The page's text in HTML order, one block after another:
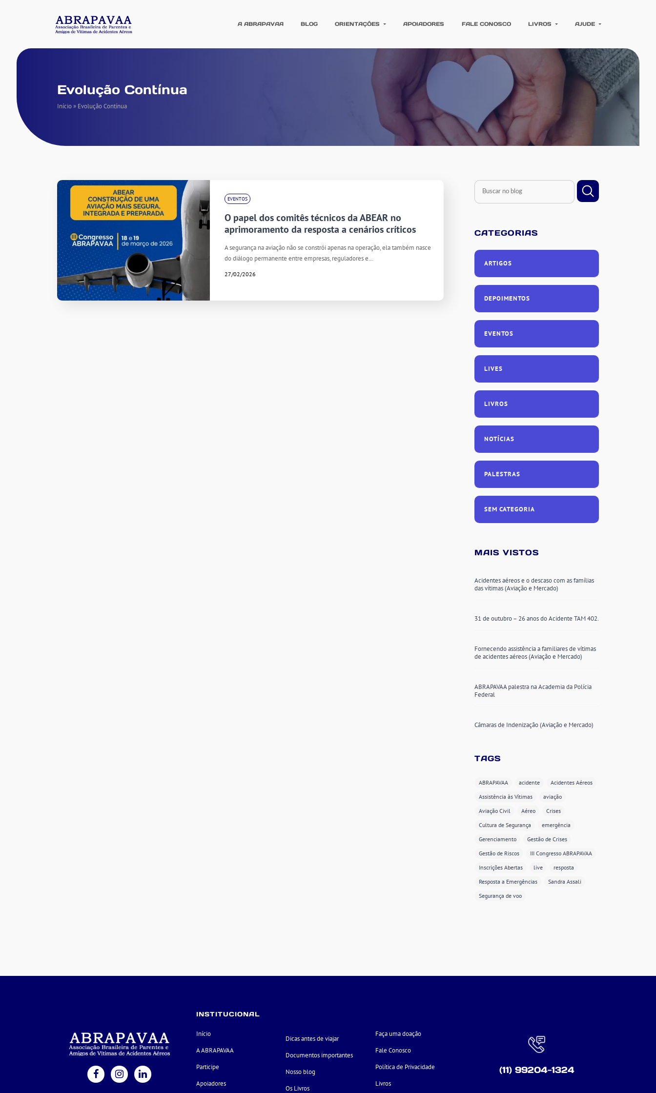
A ABRAPAVAA BLOG ORIENTAÇÕES APOIADORES FALE CONOSCO LIVROS AJUDE
Evolução Contínua
Início» Evolução Contínua
EVENTOS
O papel dos comitês técnicos da ABEAR no
aprimoramento da resposta a cenários críticos
A segurança na aviação não se constrói apenas na operação, ela também nasce
do diálogo permanente entre empresas, reguladores e…
27/02/2026
CATEGORIAS
ARTIGOS
DEPOIMENTOS
EVENTOS
LIVES
LIVROS
NOTÍCIAS
PALESTRAS
SEM CATEGORIA
MAIS VISTOS
Acidentes aéreos e o descaso com as famílias
das vítimas (Aviação e Mercado)
31 de outubro – 26 anos do Acidente TAM 402.
Fornecendo assistência a familiares de vítimas
de acidentes aéreos (Aviação e Mercado)
ABRAPAVAA palestra na Academia da Polícia
Federal
Câmaras de Indenização (Aviação e Mercado)
TAGS
ABRAPAVAA acidente
Acidentes Aéreos
Assistência às Vítimas
aviação
Aviação Civil
Aéreo
Crises
Cultura de Segurança
emergência
Gerenciamento
Gestão de Crises
Gestão de Riscos
III Congresso ABRAPAVAA
Inscrições Abertas
live
resposta
Resposta a Emergências
Sandra Assali
Segurança de voo
INSTITUCIONAL
Início
A ABRAPAVAA
Participe
Apoiadores
Dicas antes de viajar
Documentos importantes
Nosso blog
Os Livros
Faça uma doação
Fale Conosco
Política de Privacidade
Livros
(11) 99204-1324